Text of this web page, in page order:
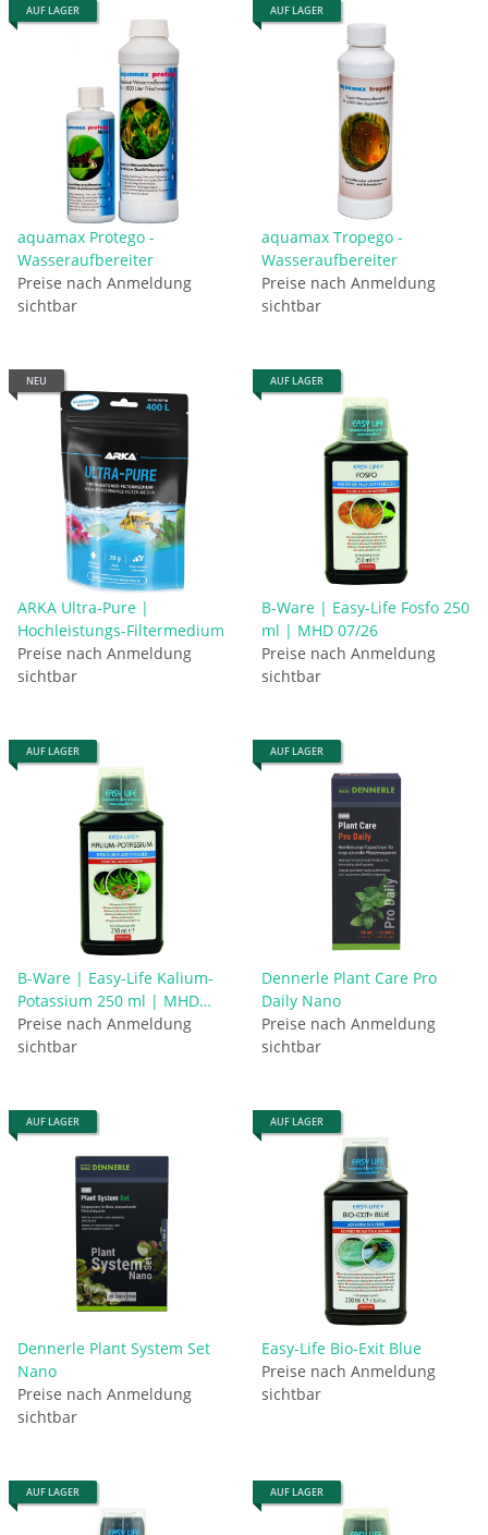
AUF LAGER
aquamax Protego -
Wasseraufbereiter
Preise nach Anmeldung
sichtbar
AUF LAGER
aquamax Tropego -
Wasseraufbereiter
Preise nach Anmeldung
sichtbar
NEU
ARKA Ultra-Pure |
Hochleistungs-Filtermedium
Preise nach Anmeldung
sichtbar
AUF LAGER
B-Ware | Easy-Life Fosfo 250
ml | MHD 07/26
Preise nach Anmeldung
sichtbar
AUF LAGER
B-Ware | Easy-Life Kalium-
Potassium 250 ml | MHD
07/26
Preise nach Anmeldung
sichtbar
AUF LAGER
Dennerle Plant Care Pro
Daily Nano
Preise nach Anmeldung
sichtbar
AUF LAGER
Dennerle Plant System Set
Nano
Preise nach Anmeldung
sichtbar
AUF LAGER
Easy-Life Bio-Exit Blue
Preise nach Anmeldung
sichtbar
AUF LAGER AUF LAGER